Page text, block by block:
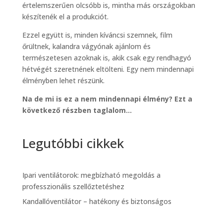
értelemszerűen olcsóbb is, mintha más országokban
készítenék el a produkciót.
Ezzel együtt is, minden kíváncsi szemnek, film
őrültnek, kalandra vágyónak ajánlom és
természetesen azoknak is, akik csak egy rendhagyó
hétvégét szeretnének eltölteni. Egy nem mindennapi
élményben lehet részünk.
Na de mi is ez a nem mindennapi élmény? Ezt a
következő részben taglalom…
Legutóbbi cikkek
Ipari ventilátorok: megbízható megoldás a
professzionális szellőztetéshez
Kandallóventilátor – hatékony és biztonságos